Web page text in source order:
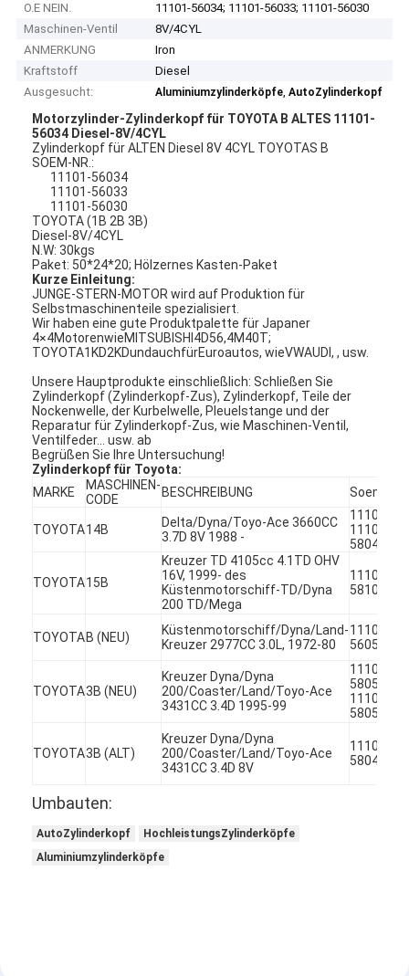
O.E NEIN.
11101-56034; 11101-56033; 11101-56030
Maschinen-Ventil
8V/4CYL
ANMERKUNG
Iron
Kraftstoff
Diesel
Ausgesucht:
Aluminiumzylinderköpfe,AutoZylinderkopf
Motorzylinder-Zylinderkopf für TOYOTA B ALTES 11101-
56034 Diesel-8V/4CYL
Zylinderkopf für ALTEN Diesel 8V 4CYL TOYOTAS B
SOEM-NR.:
11101-56034
11101-56033
11101-56030
TOYOTA (1B 2B 3B)
Diesel-8V/4CYL
N.W: 30kgs
Paket: 50*24*20; Hölzernes Kasten-Paket
Kurze Einleitung:
JUNGE-STERN-MOTOR wird auf Produktion für
Selbstmaschinenteile spezialisiert.
Wir haben eine gute Produktpalette für Japaner
4×4MotorenwieMITSUBISHI4D56,4M40T;
TOYOTA1KD2KDundauchfürEuroautos, wieVWAUDI, , usw.
Unsere Hauptprodukte einschließlich: Schließen Sie
Zylinderkopf (Zylinderkopf-Zus), Zylinderkopf, Teile der
Nockenwelle, der Kurbelwelle, Pleuelstange und der
Reparatur für Zylinderkopf-Zus, wie Maschinen-Ventil,
Ventilfeder… usw. ab
Begrüßen Sie Ihre Untersuchung!
Zylinderkopf für Toyota:
MARKE
MASCHINEN-
CODE
BESCHREIBUNG Soem
TOYOTA14B
Delta/Dyna/Toyo-Ace 3660CC
3.7D 8V 1988 -
11101-
58041
TOYOTA15B
Kreuzer TD 4105cc 4.1TD OHV
16V, 1999- des
Küstenmotorschiff-TD/Dyna
200 TD/Mega
11101-
58100
TOYOTAB (NEU)
Küstenmotorschiff/Dyna/Land-
Kreuzer 2977CC 3.0L, 1972-80
11101-
56050
TOYOTA3B (NEU)
Kreuzer Dyna/Dyna
200/Coaster/Land/Toyo-Ace
3431CC 3.4D 1995-99
11101-
58050
11101-
58051
TOYOTA3B (ALT)
Kreuzer Dyna/Dyna
200/Coaster/Land/Toyo-Ace
3431CC 3.4D 8V
11101-
58040
Umbauten:
AutoZylinderkopf
HochleistungsZylinderköpfe
Aluminiumzylinderköpfe